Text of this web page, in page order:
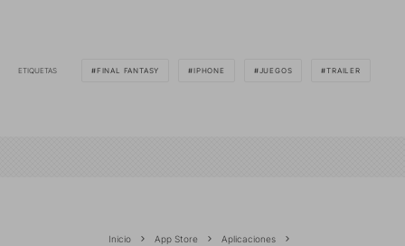
ETIQUETAS FINAL FANTASY IPHONE JUEGOS TRAILER
Inicio App Store
Aplicaciones